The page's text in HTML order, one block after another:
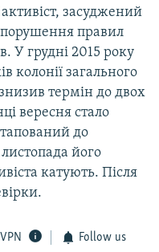
засуджений
порушення правил
У грудні 2015 року
колонії загального
термін до двох
вересня стало
до
листопада його
катують. Після
Follow us